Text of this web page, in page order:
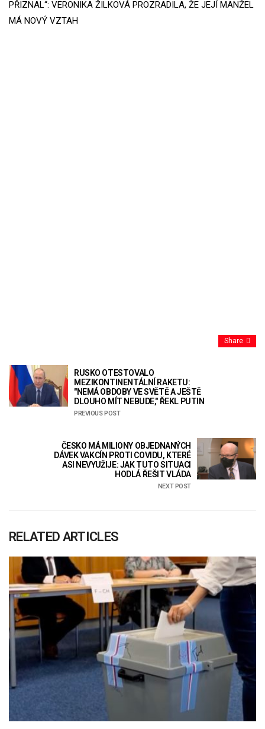
PŘIZNAL“: VERONIKA ŽILKOVÁ PROZRADILA, ŽE JEJÍ MANŽEL
MÁ NOVÝ VZTAH
Share
RUSKO OTESTOVALO
MEZIKONTINENTÁLNÍ RAKETU:
"NEMÁ OBDOBY VE SVĚTĚ A JEŠTĚ
DLOUHO MÍT NEBUDE," ŘEKL PUTIN
PREVIOUS POST
ČESKO MÁ MILIONY OBJEDNANÝCH
DÁVEK VAKCÍN PROTI COVIDU, KTERÉ
ASI NEVYUŽIJE: JAK TUTO SITUACI
HODLÁ ŘEŠIT VLÁDA
NEXT POST
RELATED ARTICLES